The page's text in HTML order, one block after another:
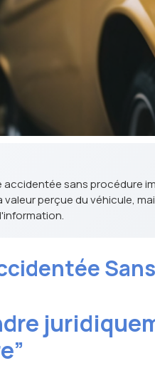
accidentée sans procédure
valeur perçue du véhicule,